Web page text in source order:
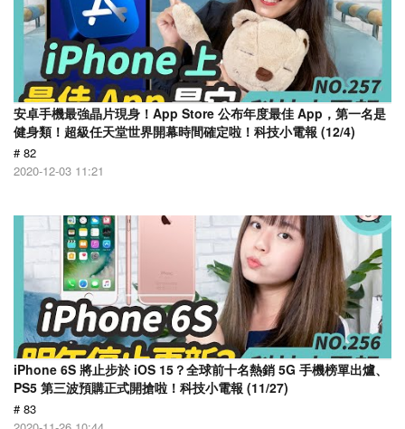
安卓手機最強晶片現身！App Store 公布年度最佳 App，第一名是
健身類！超級任天堂世界開幕時間確定啦！科技小電報 (12/4)
# 82
2020-12-03 11:21
iPhone 6S 將止步於 iOS 15？全球前十名熱銷 5G 手機榜單出爐、
PS5 第三波預購正式開搶啦！科技小電報 (11/27)
# 83